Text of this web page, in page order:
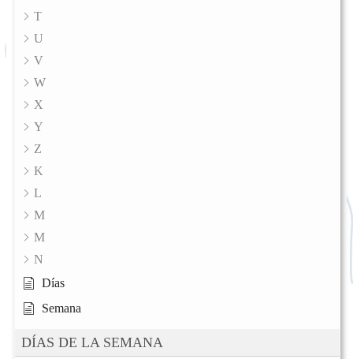
T
U
V
W
X
Y
Z
K
L
M
M
N
Días
Semana
DÍAS DE LA SEMANA